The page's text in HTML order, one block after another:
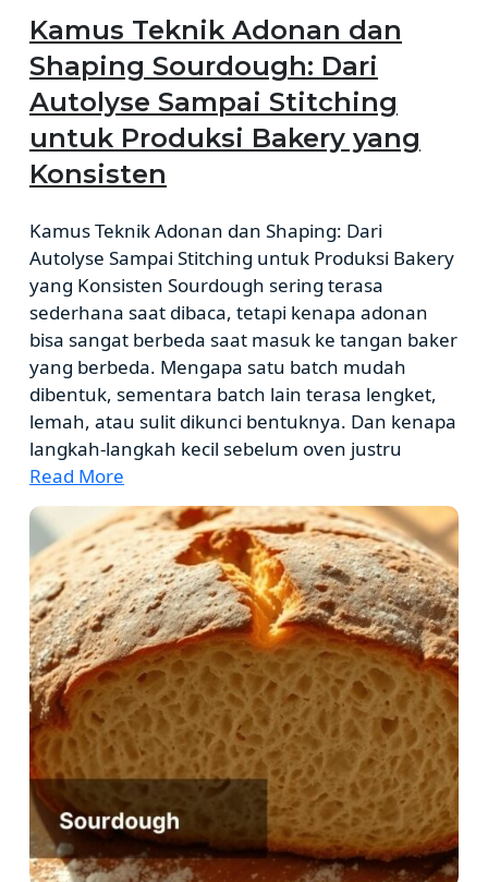
Kamus Teknik Adonan dan
Shaping Sourdough: Dari
Autolyse Sampai Stitching
untuk Produksi Bakery yang
Konsisten
Kamus Teknik Adonan dan Shaping: Dari
Autolyse Sampai Stitching untuk Produksi Bakery
yang Konsisten Sourdough sering terasa
sederhana saat dibaca, tetapi kenapa adonan
bisa sangat berbeda saat masuk ke tangan baker
yang berbeda. Mengapa satu batch mudah
dibentuk, sementara batch lain terasa lengket,
lemah, atau sulit dikunci bentuknya. Dan kenapa
langkah-langkah kecil sebelum oven justru
Read More